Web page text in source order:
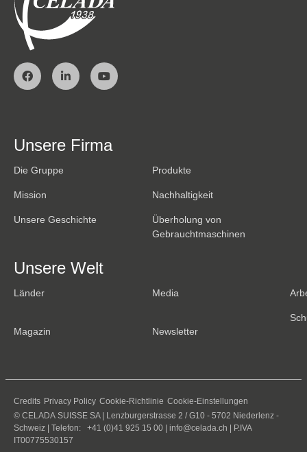
Unsere Firma
Die Gruppe
Mission
Unsere Geschichte
Produkte
Nachhaltigkeit
Überholung von
Gebrauchtmaschinen
Unsere Welt
Länder
Magazin
Media
Newsletter
Credits Privacy Policy Cookie-Richtlinie Cookie-Einstellungen
© CELADA SUISSE SA | Lenzburgerstrasse 2 / G10 - 5702 Niederlenz -
Schweiz | Telefon: +41 (0)41 925 15 00 | info@celada.ch | P.IVA
IT00775530157